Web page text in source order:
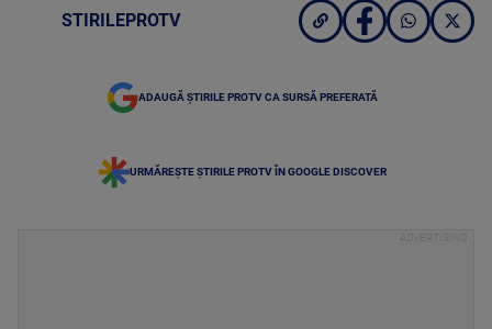
STIRILEPROTV
ADAUGĂ ȘTIRILE PROTV CA SURSĂ PREFERATĂ
URMĂREȘTE ȘTIRILE PROTV ÎN GOOGLE DISCOVER